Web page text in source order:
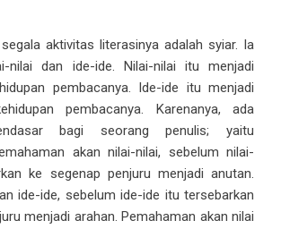
aktivitas literasinya adalah syiar. Ia
nilai dan ide-ide. Nilai-nilai itu menjadi
pembacanya. Ide-ide itu menjadi
pembacanya. Karenanya, ada
bagi seorang penulis; yaitu
akan nilai-nilai, sebelum nilai-
ke segenap penjuru menjadi anutan.
ide-ide, sebelum ide-ide itu tersebarkan
menjadi arahan. Pemahaman akan nilai